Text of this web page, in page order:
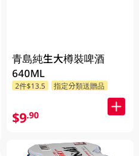
青島純生大樽裝啤酒
640ML
2件$13.5 指定分類送贈品
$9.90